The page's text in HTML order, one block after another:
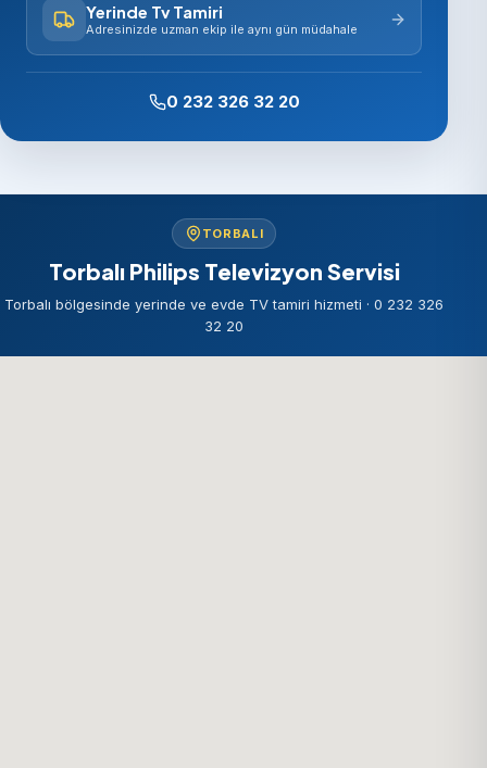
Yerinde Tv Tamiri
Adresinizde uzman ekip ile aynı gün müdahale
0 232 326 32 20
TORBALI
Torbalı Philips Televizyon Servisi
Torbalı bölgesinde yerinde ve evde TV tamiri hizmeti · 0 232 326
32 20